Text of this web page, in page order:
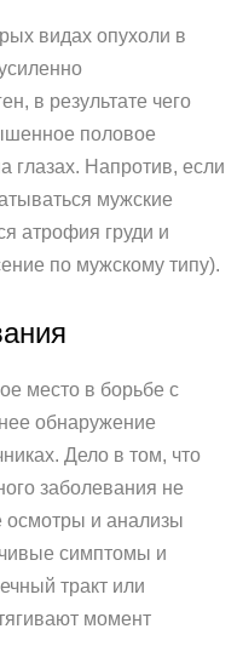
видах опухоли в
в результате чего
половое
глазах. Напротив, если
мужские
атрофия груди и
по мужскому типу).
место в борьбе с
обнаружение
Дело в том, что
заболевания не
осмотры и анализы
симптомы и
тракт или
момент